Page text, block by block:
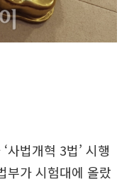
사법개혁 3법’ 시행
부가 시험대에 올랐